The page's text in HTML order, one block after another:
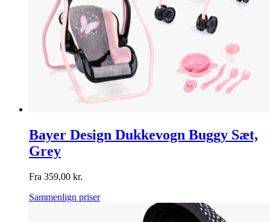
Bayer Design Dukkevogn Buggy Sæt,
Grey
Fra 359,00 kr.
Sammenlign priser